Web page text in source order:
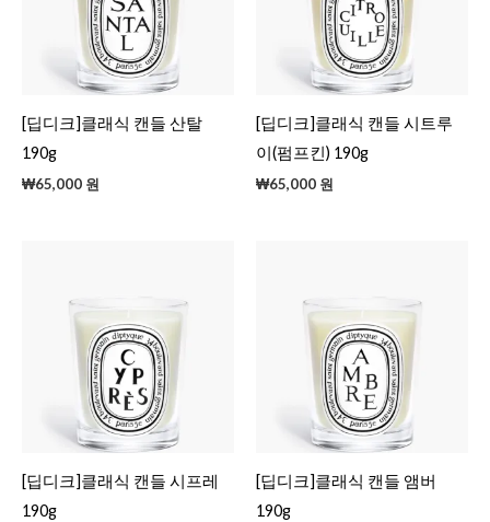
[딥디크]클래식 캔들 산탈
190g
₩65,000 원
[딥디크]클래식 캔들 시트루
이(펌프킨) 190g
₩65,000 원
[딥디크]클래식 캔들 시프레
190g
[딥디크]클래식 캔들 앰버
190g